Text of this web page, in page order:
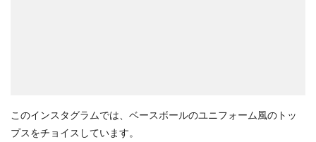
このインスタグラムでは、ベースボールのユニフォーム風のトッ
プスをチョイスしています。